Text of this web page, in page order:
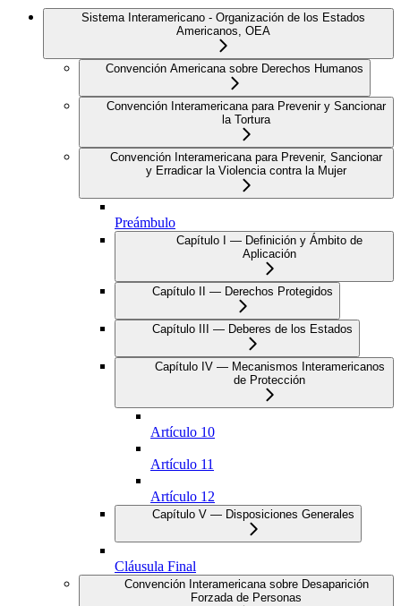
Sistema Interamericano - Organización de los Estados
Americanos, OEA
Convención Americana sobre Derechos Humanos
Convención Interamericana para Prevenir y Sancionar
la Tortura
Convención Interamericana para Prevenir, Sancionar
y Erradicar la Violencia contra la Mujer
Preámbulo
Capítulo I — Definición y Ámbito de
Aplicación
Capítulo II — Derechos Protegidos
Capítulo III — Deberes de los Estados
Capítulo IV — Mecanismos Interamericanos
de Protección
Artículo 10
Artículo 11
Artículo 12
Capítulo V — Disposiciones Generales
Cláusula Final
Convención Interamericana sobre Desaparición
Forzada de Personas